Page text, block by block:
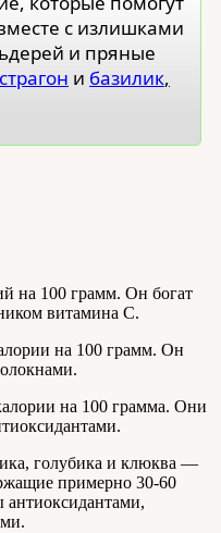
с излишками
и пряные
и базилик,
на 100 грамм. Он богат
витамина C.
на 100 грамм. Он
на 100 грамма. Они
голубика и клюква —
примерно 30-60